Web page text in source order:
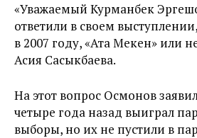
«Уважаемый Курманбек
ответили в своем
в 2007 году, «Ата Мекен» или
Асия Сасыкбаева.
На этот вопрос Осмонов
четыре года назад выиграл
выборы, но их не пустили в